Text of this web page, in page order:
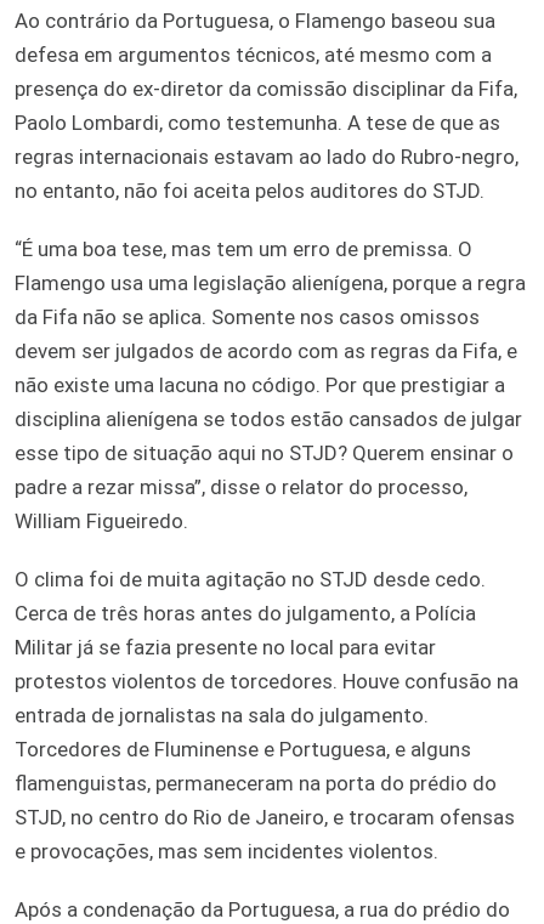
Ao contrário da Portuguesa, o Flamengo baseou sua
defesa em argumentos técnicos, até mesmo com a
presença do ex-diretor da comissão disciplinar da Fifa,
Paolo Lombardi, como testemunha. A tese de que as
regras internacionais estavam ao lado do Rubro-negro,
no entanto, não foi aceita pelos auditores do STJD.
“É uma boa tese, mas tem um erro de premissa. O
Flamengo usa uma legislação alienígena, porque a regra
da Fifa não se aplica. Somente nos casos omissos
devem ser julgados de acordo com as regras da Fifa, e
não existe uma lacuna no código. Por que prestigiar a
disciplina alienígena se todos estão cansados de julgar
esse tipo de situação aqui no STJD? Querem ensinar o
padre a rezar missa”, disse o relator do processo,
William Figueiredo.
O clima foi de muita agitação no STJD desde cedo.
Cerca de três horas antes do julgamento, a Polícia
Militar já se fazia presente no local para evitar
protestos violentos de torcedores. Houve confusão na
entrada de jornalistas na sala do julgamento.
Torcedores de Fluminense e Portuguesa, e alguns
flamenguistas, permaneceram na porta do prédio do
STJD, no centro do Rio de Janeiro, e trocaram ofensas
e provocações, mas sem incidentes violentos.
Após a condenação da Portuguesa, a rua do prédio do